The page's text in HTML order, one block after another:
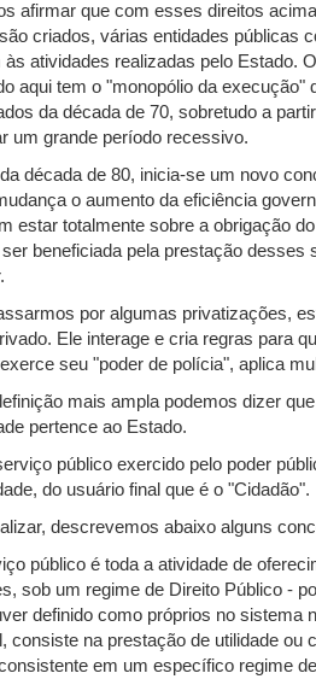
afirmar que com esses direitos
criados, várias entidades públicas
às atividades realizadas pelo Estado.
aqui tem o "monopólio da
da década de 70, sobretudo a
um grande período recessivo.
década de 80, inicia-se um novo
o aumento da eficiência
estar totalmente sobre a obrigação
ser beneficiada pela prestação
por algumas privatizações,
Ele interage e cria regras para
seu "poder de polícia", aplica
mais ampla podemos dizer
pertence ao Estado.
público exercido pelo poder
do usuário final que é o "Cidadão".
descrevemos abaixo alguns
público é toda a atividade de
sob um regime de Direito Público -
definido como próprios no sistema
consiste na prestação de utilidade
em um específico regime